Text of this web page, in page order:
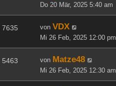
Do 20 Mär, 2025 5:40 am
7635 von VDX
Mi 26 Feb, 2025 12:00 pm
5463 von Matze48
Mi 26 Feb, 2025 12:30 am